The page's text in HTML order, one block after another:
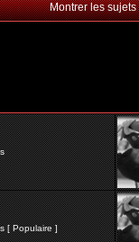
Montrer les
[ Populaire ]